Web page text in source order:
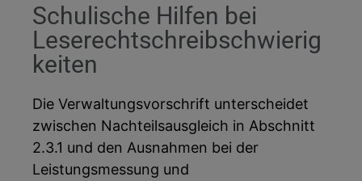
Schulische Hilfen bei
Leserechtschreibschwierig
keiten
Die Verwaltungsvorschrift unterscheidet
zwischen Nachteilsausgleich in Abschnitt
2.3.1 und den Ausnahmen bei der
Leistungsmessung und